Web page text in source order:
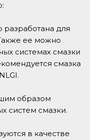
разработана для
ее можно
системах смазки
смазка
образом
систем смазки.
в качестве